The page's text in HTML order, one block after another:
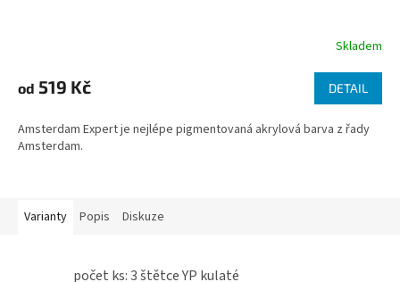
Skladem
od 519 Kč DETAIL
Amsterdam Expert je nejlépe pigmentovaná akrylová barva z řady
Amsterdam.
Varianty Popis Diskuze
počet ks: 3 štětce YP kulaté